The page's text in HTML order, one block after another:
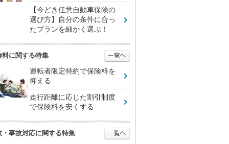
【今どき任意自動車保険の
選び方】自分の条件に合っ
たプランを細かく選ぶ！
料に関する特集
運転者限定特約で保険料を
抑える
走行距離に応じた割引制度
で保険料を安くする
・事故対応に関する特集